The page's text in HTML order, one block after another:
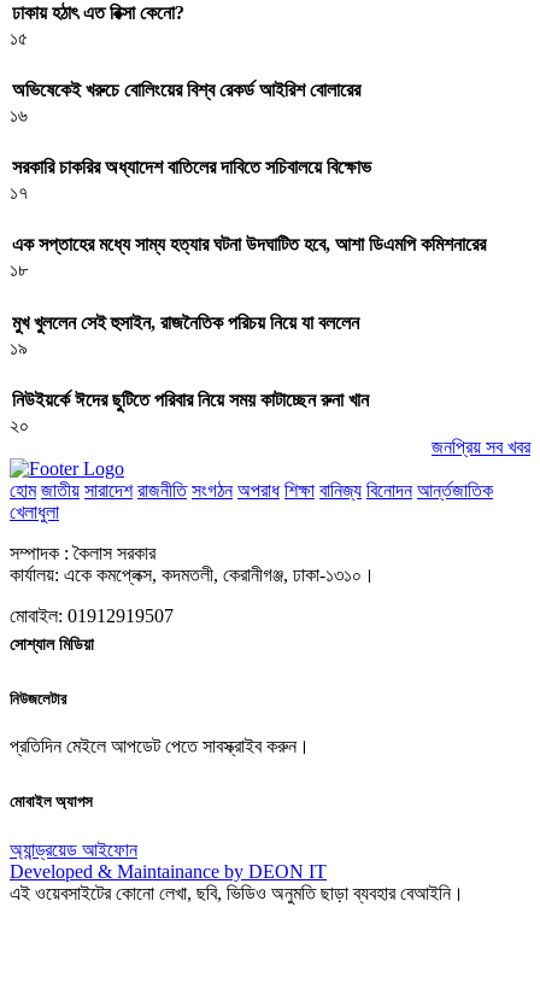
ঢাকায় হঠাৎ এত রিক্সা কেনো?
১৫
অভিষেকেই খরুচে বোলিংয়ের বিশ্ব রেকর্ড আইরিশ বোলারের
১৬
সরকারি চাকরির অধ্যাদেশ বাতিলের দাবিতে সচিবালয়ে বিক্ষোভ
১৭
এক সপ্তাহের মধ্যে সাম্য হত্যার ঘটনা উদঘাটিত হবে, আশা ডিএমপি কমিশনারের
১৮
মুখ খুললেন সেই হুসাইন, রাজনৈতিক পরিচয় নিয়ে যা বললেন
১৯
নিউইয়র্কে ঈদের ছুটিতে পরিবার নিয়ে সময় কাটাচ্ছেন রুনা খান
২০
জনপ্রিয় সব খবর
হোম জাতীয় সারাদেশ রাজনীতি সংগঠন অপরাধ শিক্ষা বানিজ্য বিনোদন আর্ন্তজাতিক
খেলাধুলা
সম্পাদক : কৈলাস সরকার
কার্যালয়: একে কমপ্লেক্স, কদমতলী, কেরানীগঞ্জ, ঢাকা-১৩১০।
মোবাইল: 01912919507
সোশ্যাল মিডিয়া
নিউজলেটার
প্রতিদিন মেইলে আপডেট পেতে সাবস্ক্রাইব করুন।
মোবাইল অ্যাপস
অ্যান্ড্রয়েড আইফোন
Developed & Maintainance by DEON IT
এই ওয়েবসাইটের কোনো লেখা, ছবি, ভিডিও অনুমতি ছাড়া ব্যবহার বেআইনি।